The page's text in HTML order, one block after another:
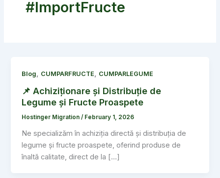
#ImportFructe
Blog, CUMPARFRUCTE, CUMPARLEGUME
📌 Achiziționare și Distribuție de
Legume și Fructe Proaspete
Hostinger Migration/ February 1, 2026
Ne specializăm în achiziția directă și distribuția de
legume și fructe proaspete, oferind produse de
înaltă calitate, direct de la […]